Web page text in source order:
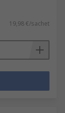
19,98 €/sachet